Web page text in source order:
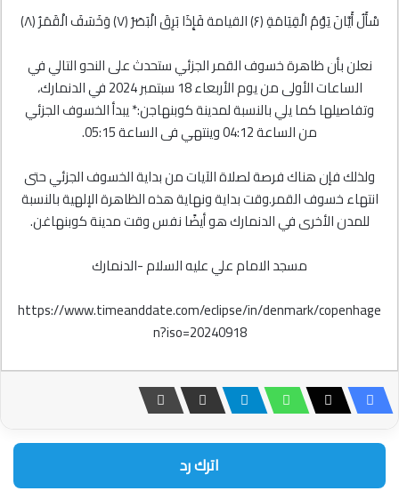
سْأَلُ أَيَّانَ يَوْمُ الْقِيَامَةِ ﴿۶﴾ القیامة فَإِذَا بَرِقَ الْبَصَرُ ﴿۷﴾ وَخَسَفَ الْقَمَرُ ﴿۸﴾
نعلن بأن ظاهرة خسوف القمر الجزئي ستحدث على النحو التالي في
الساعات الأولى من يوم الأربعاء 18 سبتمبر 2024 في الدنمارك،
وتفاصيلها كما يلي بالنسبة لمدينة كوبنهاجن:* يبدأ الخسوف الجزئي
من الساعة 04:12 وينتهي فی الساعة 05:15.
ولذلك فإن هناك فرصة لصلاة الآيات من بداية الخسوف الجزئي حتى
انتهاء خسوف القمر.وقت بداية ونهاية هذه الظاهرة الإلهية بالنسبة
للمدن الأخرى في الدنمارك هو أيضًا نفس وقت مدينة كوبنهاغن.
مسجد الامام علي عليه السلام -الدنمارك
https://www.timeanddate.com/eclipse/in/denmark/copenhage
n?iso=20240918
اترك رد